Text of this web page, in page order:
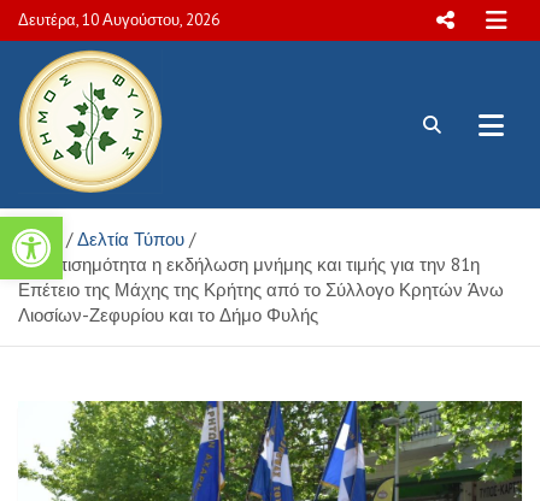
Ανοίξτε τη γραμμή εργαλείων
Skip
to
content
Δευτέρα, 10 Αυγούστου, 2026
Πολιτιστικές και Aθλητικές
δραστηριότητες Δήμου Φυλής
Home
Δελτία Τύπου
Με επισημότητα η εκδήλωση μνήμης και τιμής για την 81η
Επέτειο της Μάχης της Κρήτης από το Σύλλογο Κρητών Άνω
Λιοσίων-Ζεφυρίου και το Δήμο Φυλής